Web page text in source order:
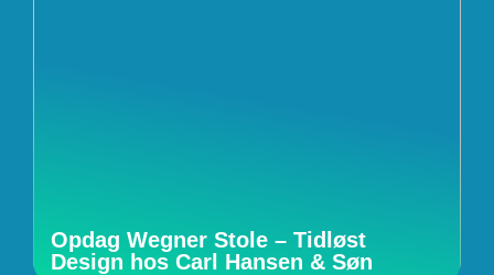
Opdag Wegner Stole – Tidløst
Design hos Carl Hansen & Søn